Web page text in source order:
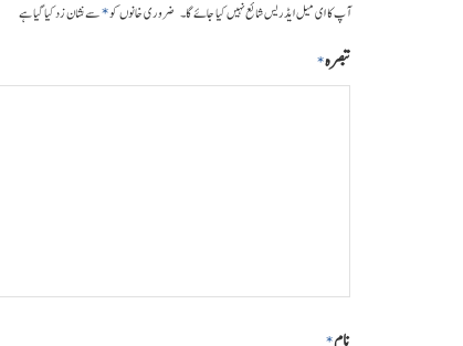
آپ کا ای میل ایڈریس شائع نہیں کیا جائے گا۔ ضروری خانوں کو*سے نشان زد کیا گیا ہے
تبصرہ*
نام*